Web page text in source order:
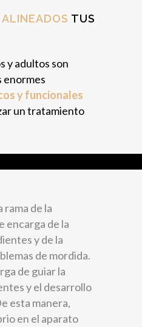
ALINEADOS TUS
y adultos son
enormes
y funcionales
un tratamiento
rama de la
encarga de la
y de la
de mordida.
de guiar la
y el desarrollo
esta manera,
en el aparato